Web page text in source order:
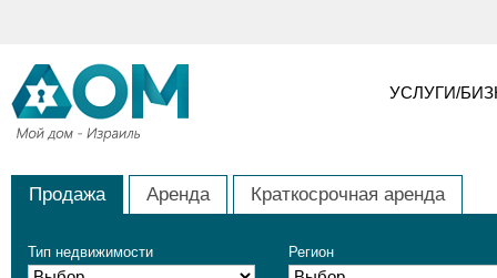
УСЛУГИ/
Продажа Аренда Краткосрочная аренда
Тип недвижимости Регион